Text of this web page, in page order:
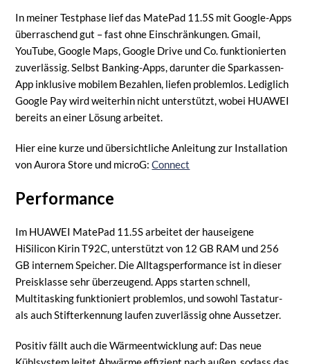
In meiner Testphase lief das MatePad 11.5S mit Google-Apps
überraschend gut – fast ohne Einschränkungen. Gmail,
YouTube, Google Maps, Google Drive und Co. funktionierten
zuverlässig. Selbst Banking-Apps, darunter die Sparkassen-
App inklusive mobilem Bezahlen, liefen problemlos. Lediglich
Google Pay wird weiterhin nicht unterstützt, wobei HUAWEI
bereits an einer Lösung arbeitet.
Hier eine kurze und übersichtliche Anleitung zur Installation
von Aurora Store und microG:Connect
Performance
Im HUAWEI MatePad 11.5S arbeitet der hauseigene
HiSilicon Kirin T92C, unterstützt von 12 GB RAM und 256
GB internem Speicher. Die Alltagsperformance ist in dieser
Preisklasse sehr überzeugend. Apps starten schnell,
Multitasking funktioniert problemlos, und sowohl Tastatur-
als auch Stifterkennung laufen zuverlässig ohne Aussetzer.
Positiv fällt auch die Wärmeentwicklung auf: Das neue